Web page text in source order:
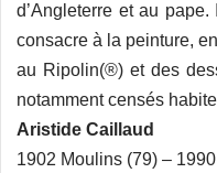
d’Angleterre et au
consacre à la peinture,
au Ripolin(®) et des
notamment censés
Aristide Caillaud
1902 Moulins (79) –